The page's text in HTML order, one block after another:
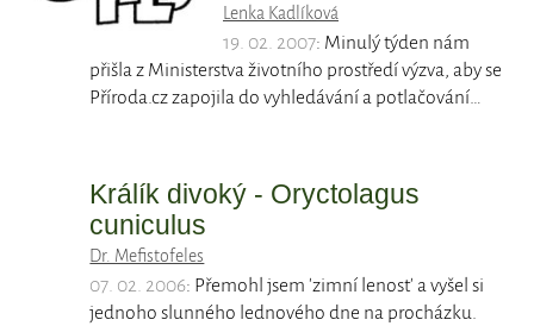
Lenka Kadlíková
19. 02. 2007: Minulý týden nám
přišla z Ministerstva životního prostředí výzva, aby se
Příroda.cz zapojila do vyhledávání a potlačování…
Králík divoký - Oryctolagus
cuniculus
Dr. Mefistofeles
07. 02. 2006: Přemohl jsem 'zimní lenost' a vyšel si
jednoho slunného lednového dne na procházku.